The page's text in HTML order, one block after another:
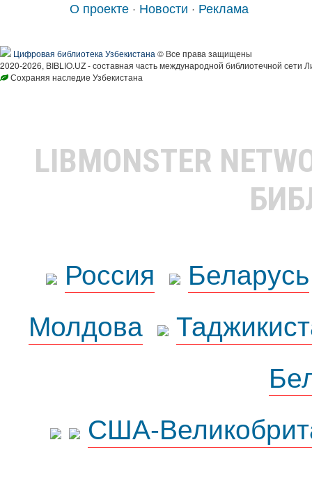
О проекте · Новости · Реклама
Цифровая библиотека Узбекистана © Все права защищены
2020-2026, BIBLIO.UZ - составная часть международной библиотечной сети
Сохраняя наследие Узбекистана
LIBMONSTER
Россия
Беларусь
Молдова
США-